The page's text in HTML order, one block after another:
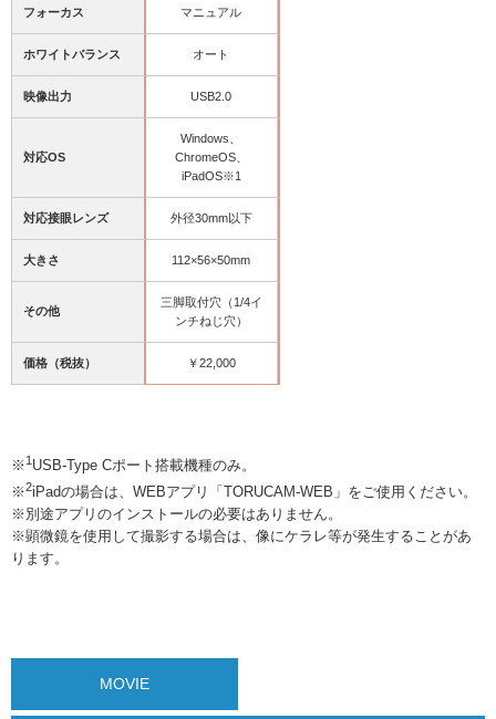
フォーカス マニュアル
ホワイトバランス オート
映像出力 USB2.0
対応OS
Windows、
ChromeOS、
iPadOS※1
対応接眼レンズ 外径30mm以下
大きさ 112×56×50mm
その他
三脚取付穴（1/4イ
ンチねじ穴）
価格（税抜） ￥22,000
※1USB-Type Cポート搭載機種のみ。
※2iPadの場合は、WEBアプリ「TORUCAM-WEB」をご使用ください。
※別途アプリのインストールの必要はありません。
※顕微鏡を使用して撮影する場合は、像にケラレ等が発生することがあ
ります。
MOVIE